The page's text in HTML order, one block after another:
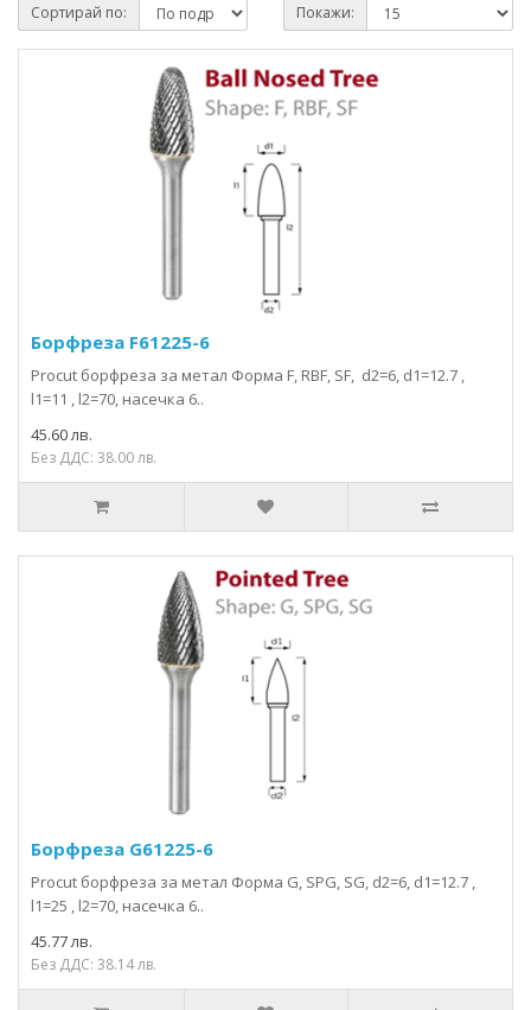
Сортирай по: Покажи:
Борфрезa F61225-6
Procut борфреза за метал Форма F, RBF, SF, d2=6, d1=12.7 ,
l1=11 , l2=70, насечка 6..
45.60 лв.
Без ДДС: 38.00 лв.
Борфрезa G61225-6
Procut борфреза за метал Форма G, SPG, SG, d2=6, d1=12.7 ,
l1=25 , l2=70, насечка 6..
45.77 лв.
Без ДДС: 38.14 лв.